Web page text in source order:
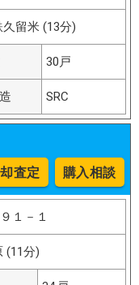
留米 (13分)
30戸
SRC
査定 購入相談
１－１
(11分)